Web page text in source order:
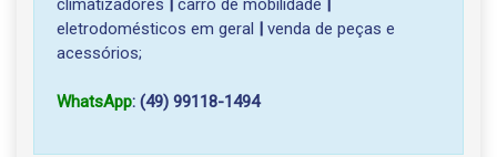
climatizadores | carro de mobilidade |
eletrodomésticos em geral | venda de peças e
acessórios;
WhatsApp: (49) 99118-1494